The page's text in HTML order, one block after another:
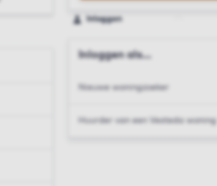
Inloggen
Inloggen als...
Nieuwe woningzoeker
Huurder van een Vesteda woning